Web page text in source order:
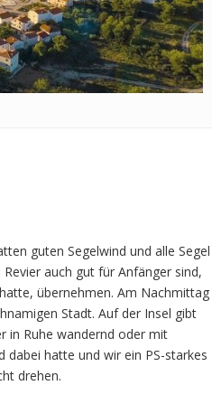
guten Segelwind und alle Segel
auch gut für Anfänger sind,
übernehmen. Am Nachmittag
Stadt. Auf der Insel gibt
in Ruhe wandernd oder mit
dabei hatte und wir ein PS-starkes
drehen.